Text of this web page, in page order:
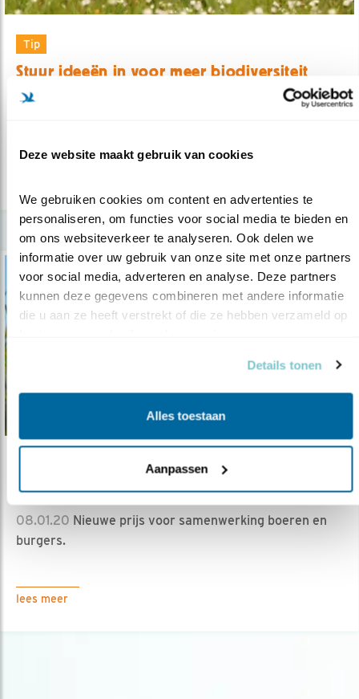
Deze website maakt gebruik van cookies
We gebruiken cookies om content en advertenties te
personaliseren, om functies voor social media te bieden en
om ons websiteverkeer te analyseren. Ook delen we
informatie over uw gebruik van onze site met onze partners
voor social media, adverteren en analyse. Deze partners
kunnen deze gegevens combineren met andere informatie
die u aan ze heeft verstrekt of die ze hebben verzameld op
Details tonen
Alles toestaan
Aanpassen
Tip
Stuur ideeën in voor meer biodiversiteit
29.06.20
Heb je een goed idee voor het herstel van
Nieuwe ‘Samen voor Biodiversiteitsprijs’
08.01.20 Nieuwe prijs voor samenwerking boeren en
burgers.
lees meer